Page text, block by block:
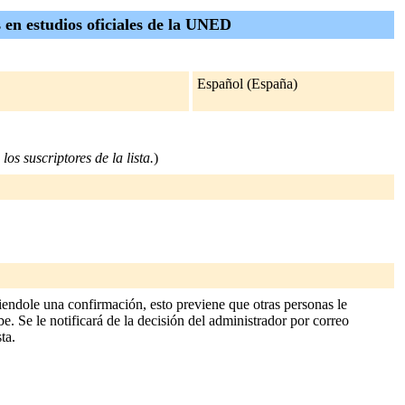
estudios oficiales de la UNED
Español (España)
suscriptores de la lista.)
una confirmación, esto previene que otras personas le
Se le notificará de la decisión del administrador por correo